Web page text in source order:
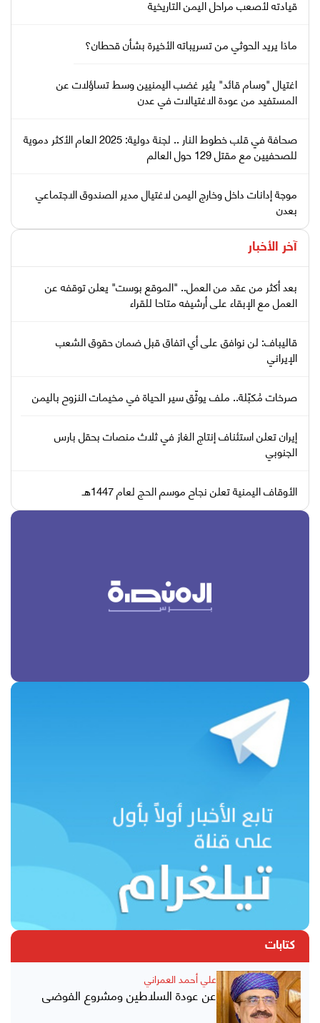
قيادته لأصعب مراحل اليمن التاريخية
ماذا يريد الحوثي من تسريباته الأخيرة بشأن قحطان؟
اغتيال "وسام قائد" يثير غضب اليمنيين وسط تساؤلات عن
المستفيد من عودة الاغتيالات في عدن
صحافة في قلب خطوط النار .. لجنة دولية: 2025 العام الأكثر دموية
للصحفيين مع مقتل 129 حول العالم
موجة إدانات داخل وخارج اليمن لاغتيال مدير الصندوق الاجتماعي
بعدن
آخر الأخبار
بعد أكثر من عقد من العمل.. "الموقع بوست" يعلن توقفه عن
العمل مع الإبقاء على أرشيفه متاحا للقراء
قاليباف: لن نوافق على أي اتفاق قبل ضمان حقوق الشعب
الإيراني
صرخات مُكبّلة.. ملف يوثّق سير الحياة في مخيمات النزوح باليمن
إيران تعلن استئناف إنتاج الغاز في ثلاث منصات بحقل بارس
الجنوبي
الأوقاف اليمنية تعلن نجاح موسم الحج لعام 1447هـ
كتابات
علي أحمد العمراني
عن عودة السلاطين ومشروع الفوضى